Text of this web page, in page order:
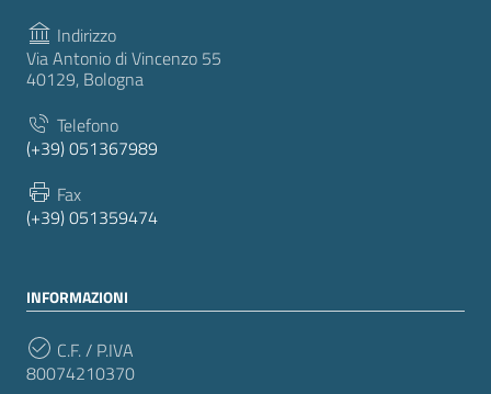
Indirizzo
Via Antonio di Vincenzo 55
40129, Bologna
Telefono
(+39) 051367989
Fax
(+39) 051359474
INFORMAZIONI
C.F. / P.IVA
80074210370